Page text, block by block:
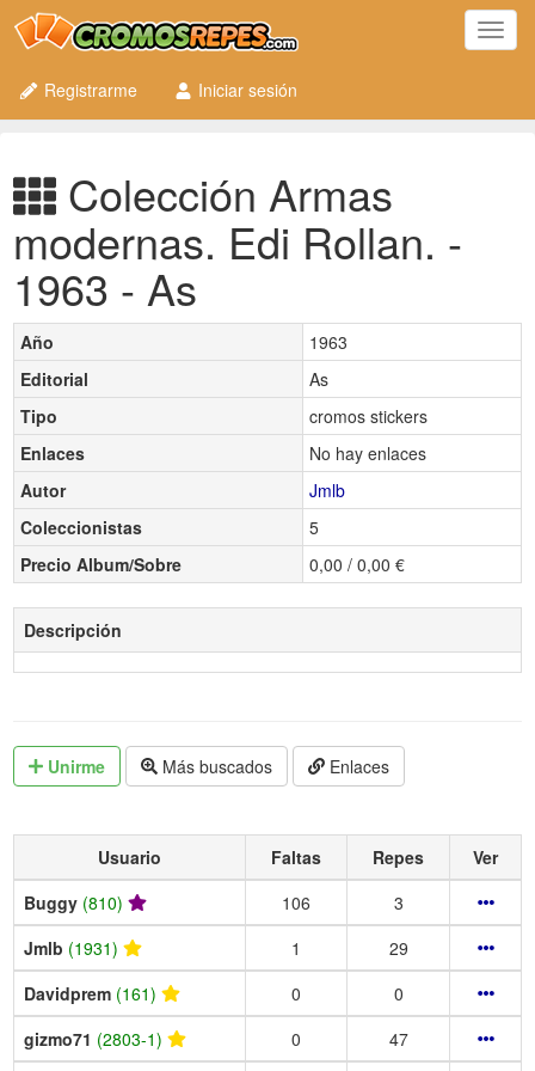
Registrarme
Iniciar sesión
Colección Armas
modernas. Edi Rollan. -
1963 - As
Año
1963
Editorial
As
Tipo
cromos stickers
Enlaces
No hay enlaces
Autor
Jmlb
Coleccionistas
5
Precio Album/Sobre
0,00 / 0,00 €
Descripción
Unirme Más buscados Enlaces
Usuario Faltas Repes
Ver
Buggy (810) 106
3
Jmlb (1931) 1
29
Davidprem (161) 0
0
gizmo71 (2803-1) 0 47